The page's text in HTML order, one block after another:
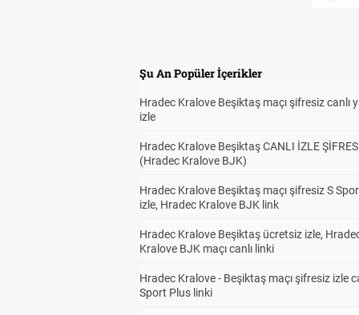
Şu An Popüler İçerikler
Hradec Kralove Beşiktaş maçı şifresiz canlı
izle
Hradec Kralove Beşiktaş CANLI İZLE
(Hradec Kralove BJK)
Hradec Kralove Beşiktaş maçı şifresiz S
izle, Hradec Kralove BJK link
Hradec Kralove Beşiktaş ücretsiz izle,
Kralove BJK maçı canlı linki
Hradec Kralove - Beşiktaş maçı şifresiz izle
Sport Plus linki